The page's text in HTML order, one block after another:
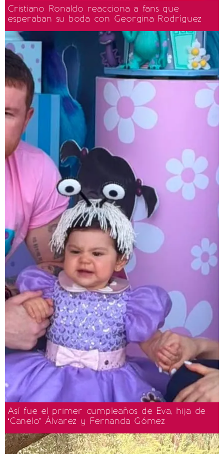
Cristiano Ronaldo reacciona a fans que
esperaban su boda con Georgina Rodríguez
Así fue el primer cumpleaños de Eva, hija de
‘Canelo’ Álvarez y Fernanda Gómez